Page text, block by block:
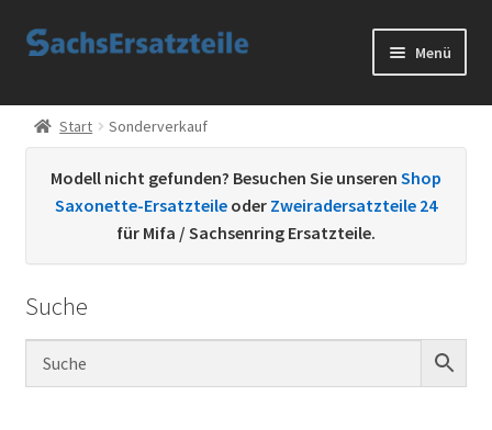
Zur
Zum
Menü
Start
Kontakt
Start Sonderverkauf
Modell nicht gefunden? Besuchen Sie unseren Shop
Saxonette-Ersatzteile oder Zweiradersatzteile 24
für Mifa / Sachsenring Ersatzteile.
Suche